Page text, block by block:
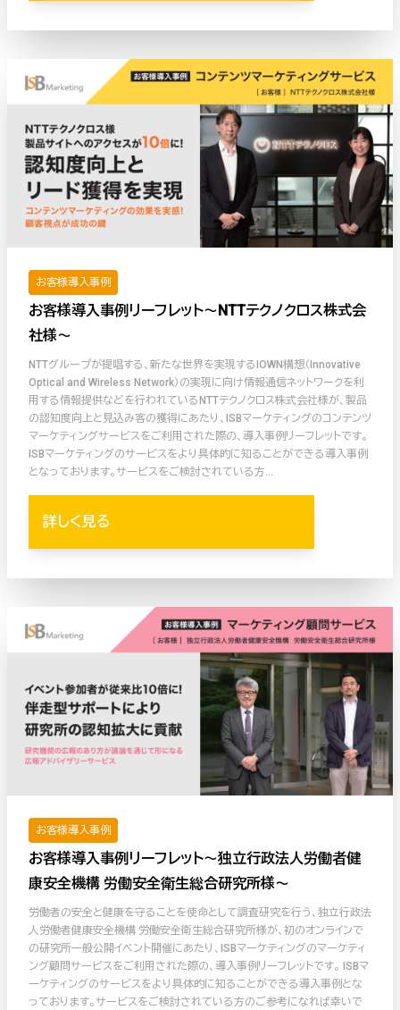
お客様導入事例
お客様導入事例リーフレット〜NTTテクノクロス株式会
社様〜
NTTグループが提唱する、新たな世界を実現するIOWN構想（Innovative
Optical and Wireless Network）の実現に向け情報通信ネットワークを利
用する情報提供などを行われているNTTテクノクロス株式会社様が、製品
の認知度向上と見込み客の獲得にあたり、ISBマーケティングのコンテンツ
マーケティングサービスをご利用された際の、導入事例リーフレットです。
ISBマーケティングのサービスをより具体的に知ることができる導入事例
となっております。サービスをご検討されている方…
詳しく見る
お客様導入事例
お客様導入事例リーフレット〜独立行政法人労働者健
康安全機構 労働安全衛生総合研究所様〜
労働者の安全と健康を守ることを使命として調査研究を行う、独立行政法
人労働者健康安全機構 労働安全衛生総合研究所様が、初のオンラインで
の研究所一般公開イベント開催にあたり、ISBマーケティングのマーケティ
ング顧問サービスをご利用された際の、導入事例リーフレットです。 ISBマ
ーケティングのサービスをより具体的に知ることができる導入事例とな
っております。サービスをご検討されている方のご参考になれば幸いで